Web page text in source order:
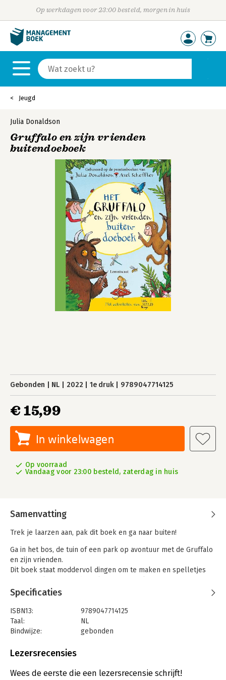
Op werkdagen voor 23:00 besteld, morgen in huis
Jeugd
Julia Donaldson
Gruffalo en zijn vrienden
buitendoeboek
Gebonden NL 2022 1e druk 9789047714125
€ 15,99
In winkelwagen
Op voorraad
Vandaag voor 23:00 besteld, zaterdag in huis
Samenvatting
Trek je laarzen aan, pak dit boek en ga naar buiten!
Ga in het bos, de tuin of een park op avontuur met de Gruffalo
en zijn vrienden.
Dit boek staat moddervol dingen om te maken en spelletjes
met je vrienden, tijdens een wandeling, een feestje of op
vakantie!
– Ga op Gruffalojacht
– Bouw een kurkboot
– Brouw een magische modderdrank
– Bak uilencake
– Maak een tovervuur
… en nog heel veel meer!
Specificaties
ISBN13:
9789047714125
Taal:
NL
Bindwijze:
gebonden
Uitgever:
Verschijningsdatum:
23-6-2022
Lezersrecensies
Wees de eerste die een lezersrecensie schrijft!